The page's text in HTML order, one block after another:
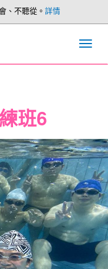
、不聽從。 詳情
班6